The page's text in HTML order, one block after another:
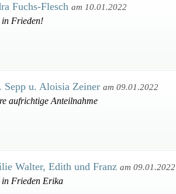
Fuchs-Flesch am 10.01.2022
in Frieden!
Sepp u. Aloisia Zeiner am 09.01.2022
aufrichtige Anteilnahme
Walter, Edith und Franz am 09.01.2022
in Frieden Erika